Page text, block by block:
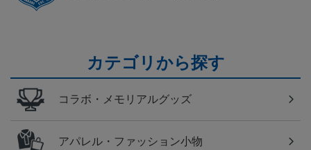
カテゴリから探す
コラボ・メモリアルグッズ
アパレル・ファッション小物